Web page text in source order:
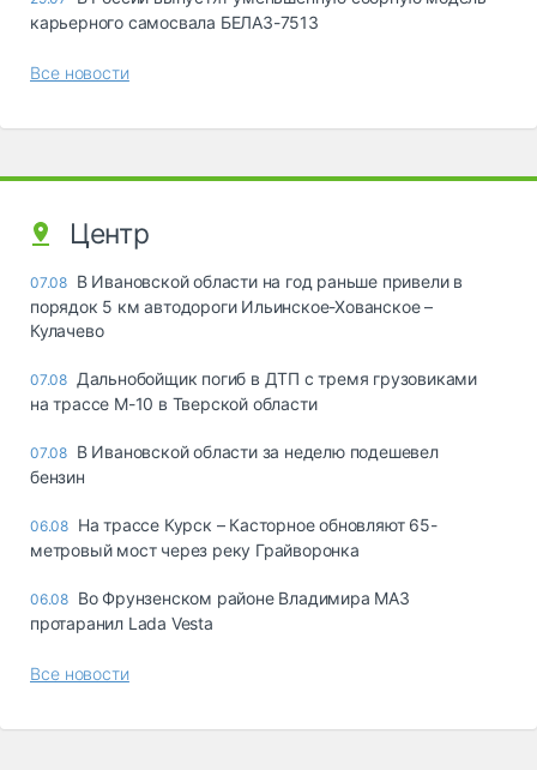
карьерного самосвала БЕЛАЗ-7513
Все новости
Центр
07.08 В Ивановской области на год раньше привели в
порядок 5 км автодороги Ильинское-Хованское –
Кулачево
07.08 Дальнобойщик погиб в ДТП с тремя грузовиками
на трассе М-10 в Тверской области
07.08 В Ивановской области за неделю подешевел
бензин
06.08 На трассе Курск – Касторное обновляют 65-
метровый мост через реку Грайворонка
06.08 Во Фрунзенском районе Владимира МАЗ
протаранил Lada Vesta
Все новости